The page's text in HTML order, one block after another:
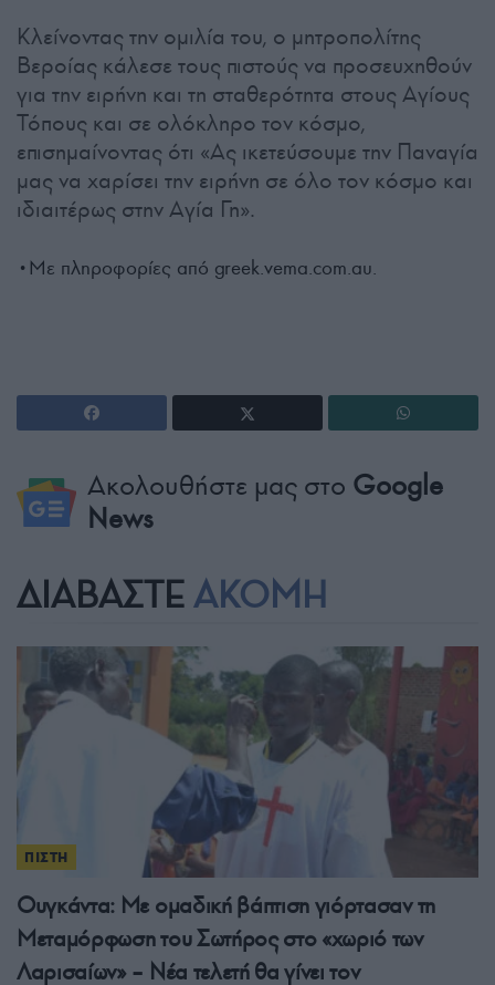
Κλείνοντας την ομιλία του, ο μητροπολίτης
Βεροίας κάλεσε τους πιστούς να προσευχηθούν
για την ειρήνη και τη σταθερότητα στους Αγίους
Τόπους και σε ολόκληρο τον κόσμο,
επισημαίνοντας ότι «Ας ικετεύσουμε την Παναγία
μας να χαρίσει την ειρήνη σε όλο τον κόσμο και
ιδιαιτέρως στην Αγία Γη».
•Με πληροφορίες από greek.vema.com.au.
Ακολουθήστε μας στο Google
News
ΔΙΑΒΑΣΤΕ ΑΚΟΜΗ
ΠΙΣΤΗ
Ουγκάντα: Με ομαδική βάπτιση γιόρτασαν τη
Μεταμόρφωση του Σωτήρος στο «χωριό των
Λαρισαίων» – Νέα τελετή θα γίνει τον